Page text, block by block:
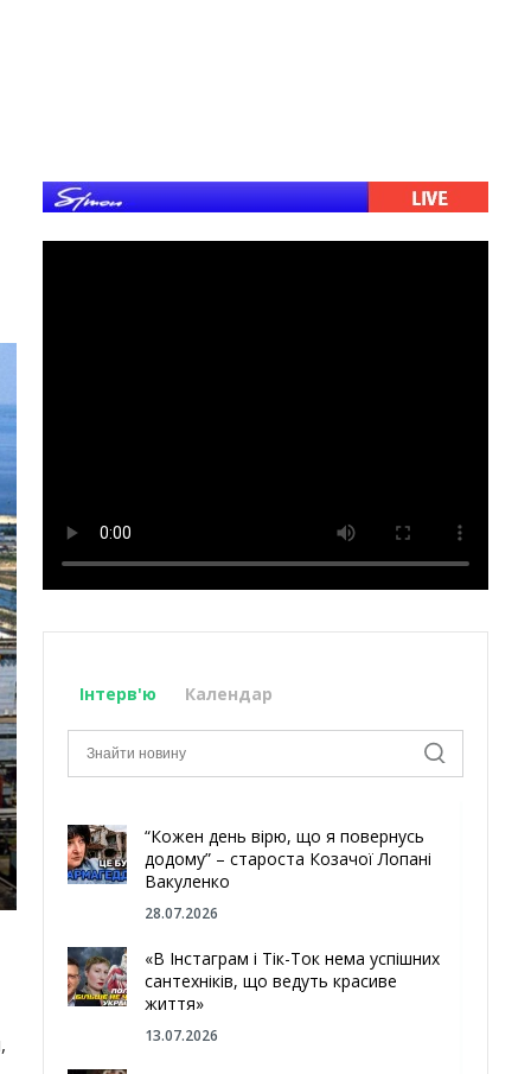
Інтерв'ю Календар
“Кожен день вірю, що я повернусь
додому” – староста Козачої Лопані
Вакуленко
28.07.2026
«В Інстаграм і Тік-Ток нема успішних
сантехніків, що ведуть красиве
життя»
13.07.2026